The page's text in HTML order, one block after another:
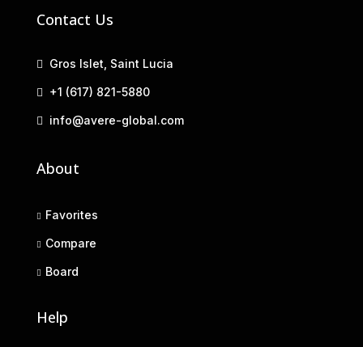
Contact Us
Gros Islet, Saint Lucia
+1 (617) 821-5880
info@avere-global.com
About
Favorites
Compare
Board
Help